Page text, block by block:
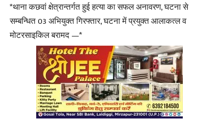
*थाना कछवां क्षेत्रान्तर्गत हुई हत्या का सफल अनावरण, घटना से
सम्बन्धित 03 अभियुक्त गिरफ्तार, घटना में प्रयुक्त आलाकत्ल व
मोटरसाइकिल बरामद —*